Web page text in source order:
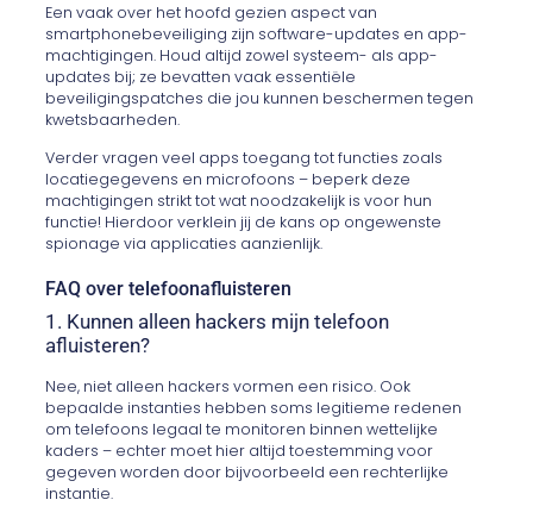
Een vaak over het hoofd gezien aspect van
smartphonebeveiliging zijn software-updates en app-
machtigingen. Houd altijd zowel systeem- als app-
updates bij; ze bevatten vaak essentiële
beveiligingspatches die jou kunnen beschermen tegen
kwetsbaarheden.
Verder vragen veel apps toegang tot functies zoals
locatiegegevens en microfoons – beperk deze
machtigingen strikt tot wat noodzakelijk is voor hun
functie! Hierdoor verklein jij de kans op ongewenste
spionage via applicaties aanzienlijk.
FAQ over telefoonafluisteren
1. Kunnen alleen hackers mijn telefoon
afluisteren?
Nee, niet alleen hackers vormen een risico. Ook
bepaalde instanties hebben soms legitieme redenen
om telefoons legaal te monitoren binnen wettelijke
kaders – echter moet hier altijd toestemming voor
gegeven worden door bijvoorbeeld een rechterlijke
instantie.